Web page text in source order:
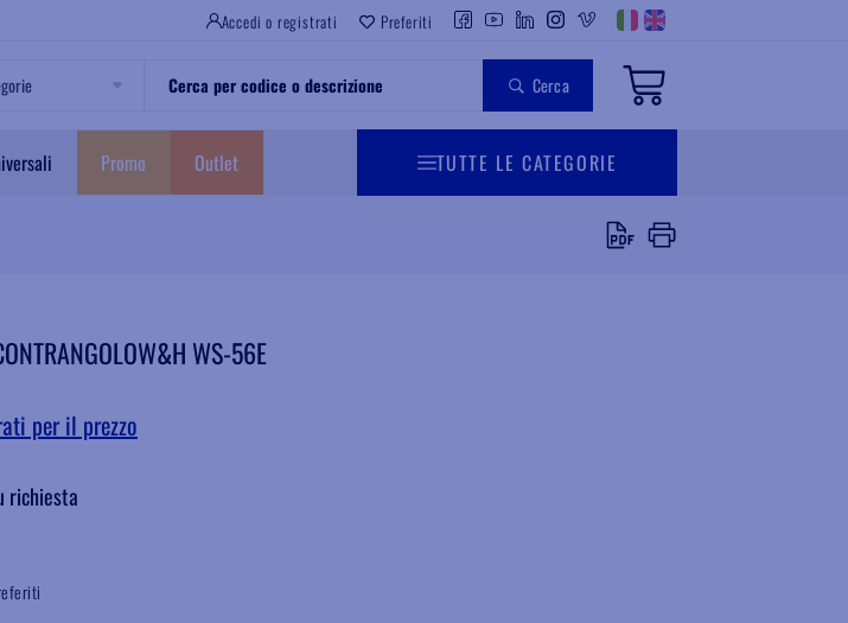
Accedi o registrati Preferiti
Cerca
Promo Outlet TUTTE LE CATEGORIE
WS-56E
per il prezzo
richiesta